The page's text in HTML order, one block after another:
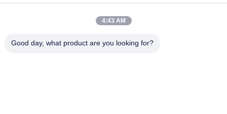
sản xuất chất nền gói vi điện tử
Chất nền lắp ráp bán dẫn độ dày 0,2mm Chất nền đóng gói vi
4:43 AM
Good day, what product are you looking for?